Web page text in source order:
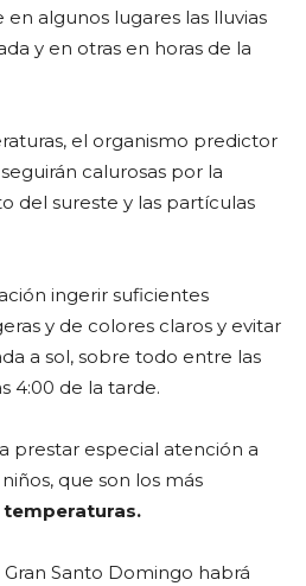
algunos lugares las lluvias
y en otras en horas de la
el organismo predictor
calurosas por la
del sureste y las partículas
ingerir suficientes
y de colores claros y evitar
a sol, sobre todo entre las
4:00 de la tarde.
prestar especial atención a
que son los más
temperaturas.
Santo Domingo habrá